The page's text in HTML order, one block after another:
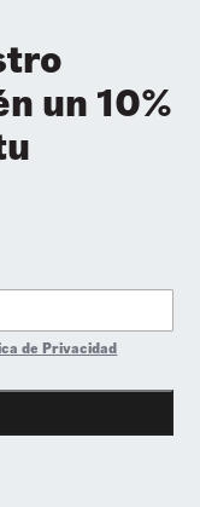
un 10%
de Privacidad